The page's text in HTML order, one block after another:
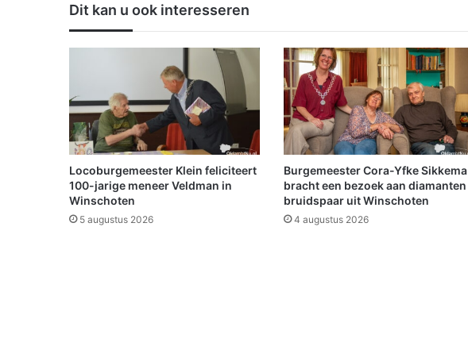
e
s
t
l
e
e
i
e
r
t
e
e
r
d
r
o
g
e
e
n
z
Dit kan u ook interesseren
Locoburgemeester Klein feliciteert
100-jarige meneer Veldman in
Winschoten
5 augustus 2026
Burgemeester Cora-Yfke Sikkema
bracht een bezoek aan diamanten
bruidspaar uit Winschoten
4 augustus 2026